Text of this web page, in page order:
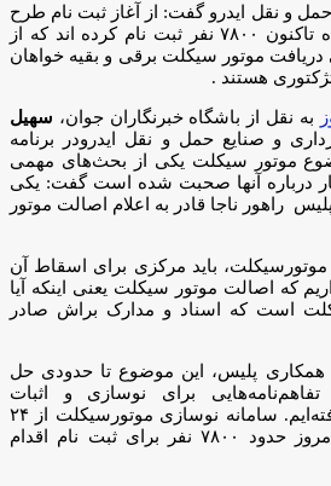
و نقل ایدرو گفت: از آغاز ثبت نام طرح
موتور سیکلت های فرسوده تاکنون ۷۸۰۰ نفر ثبت نام کرده اند که از
متقاضی دریافت موتور سیکلت برقی و بقیه خواهان
هستند .
به نقل از باشگاه خبرنگاران جوان، سهیل
و صنایع حمل و نقل ایدرودر برنامه
موضوع موتور سیکلت یکی از بحث‌های مهمی
درباره آنها صحبت شده است گفت: یکی
راهور ناجا قادر به اعلام اصالت موتور
موتورسیکلت، باید مرکزی برای اسقاط آن
که اصالت موتور سیکلت یعنی اینکه آیا
است که اسناد و مدارک براش صادر
همکاری پلیس، این موضوع تا حدودی حل
برای نوسازی و اثبات
موتورسیکلت‌ها در نظر گرفته‌ایم. سامانه نوسازی موتورسیکلت از ۲۴
تیر ماه باز شده و تا به امروز حدود ۷۸۰۰ نفر برای ثبت نام اقدام